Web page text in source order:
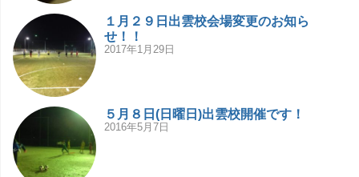
１月２９日出雲校会場変更のお知ら
せ！！
2017年1月29日
５月８日(日曜日)出雲校開催です！
2016年5月7日